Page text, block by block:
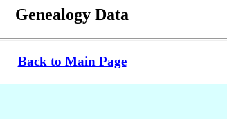
Genealogy Data
Back to Main Page